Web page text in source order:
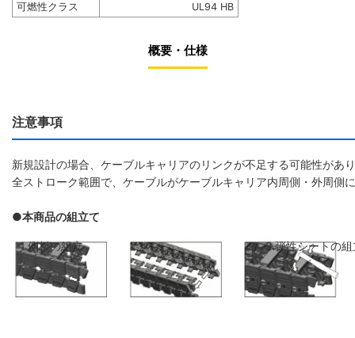
可燃性クラス
UL94 HB
概要・仕様
注意事項
新規設計の場合、ケーブルキャリアのリンクが不足する可能性が
全ストローク範囲で、ケーブルがケーブルキャリア内周側・外周側
●本商品の組立て
1.側板の組立 2.弾性シートの組